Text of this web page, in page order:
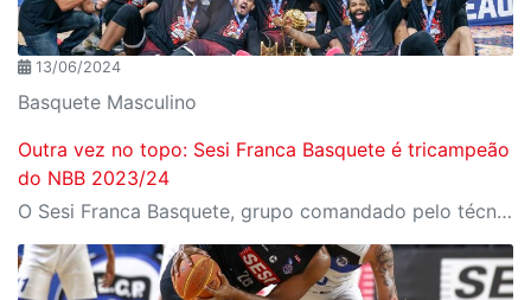
13/06/2024
Basquete Masculino
Outra vez no topo: Sesi Franca Basquete é tricampeão
do NBB 2023/24
O Sesi Franca Basquete, grupo comandado pelo técnico Helinho Garcia, repete o feito e conquista o título do NBB - Novo Basquete Brasil 2023/24